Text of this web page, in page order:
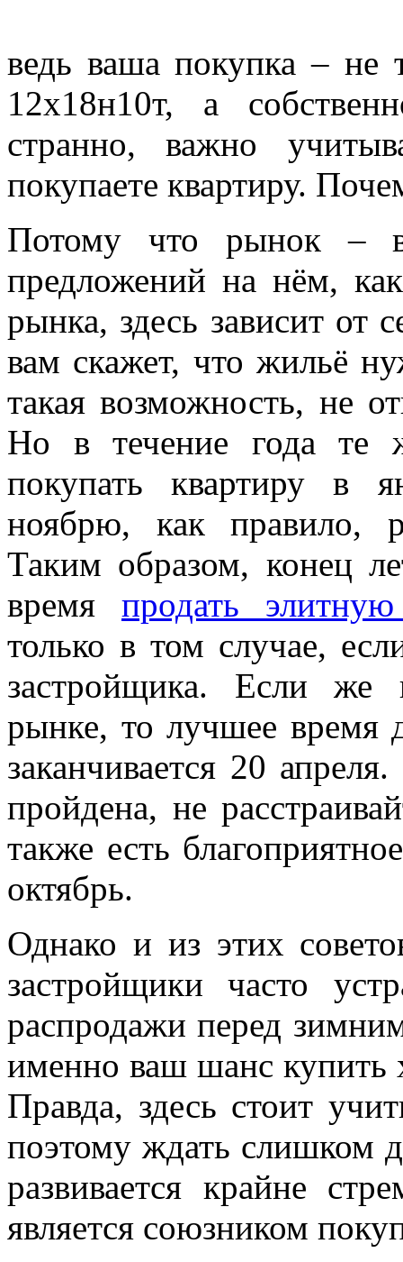
ведь ваша покупка – не
12х18н10т, а
странно, важно
покупаете квартиру.
Потому что рынок –
предложений на нём,
рынка, здесь зависит от
вам скажет, что жильё
такая возможность, не
Но в течение года те
покупать квартиру в
ноябрю, как правило,
Таким образом, конец
время продать элитную
только в том случае,
застройщика. Если же
рынке, то лучшее время
заканчивается 20
пройдена, не
также есть
октябрь.
Однако и из этих
застройщики часто
распродажи перед
именно ваш шанс купить
Правда, здесь стоит
поэтому ждать слишком
развивается крайне
является союзником